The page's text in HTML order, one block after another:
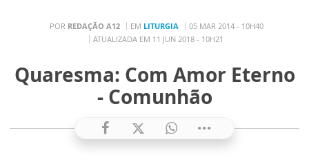
POR REDAÇÃO A12 EM LITURGIA
05 MAR 2014 - 10H40
ATUALIZADA EM 11 JUN 2018 - 10H21
Quaresma: Com Amor Eterno
- Comunhão